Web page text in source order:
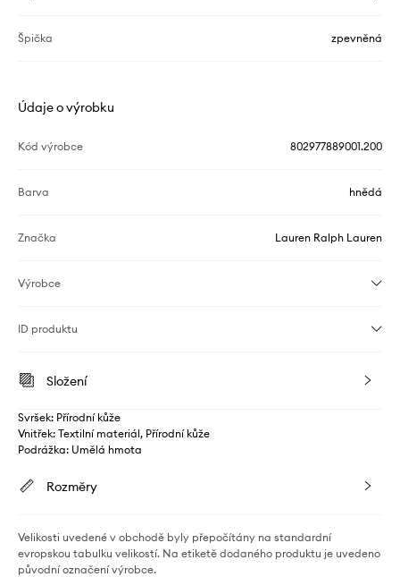
Špička zpevněná
Údaje o výrobku
Kód výrobce 802977889001.200
Barva hnědá
Značka Lauren Ralph Lauren
Výrobce
ID produktu
Složení
Svršek: Přírodní kůže
Vnitřek: Textilní materiál, Přírodní kůže
Podrážka: Umělá hmota
Rozměry
Velikosti uvedené v obchodě byly přepočítány na standardní
evropskou tabulku velikostí. Na etiketě dodaného produktu je uvedeno
původní označení výrobce.